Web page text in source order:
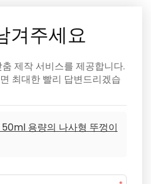
겨주세요
제작 서비스를 제공합니다.
최대한 빨리 답변드리겠습
용량의 나사형 뚜껑이